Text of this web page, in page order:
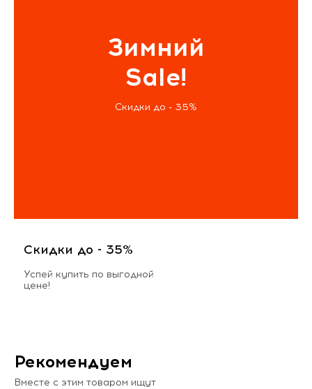
Зимний
Sale!
Скидки до - 35%
Скидки до - 35%
Успей купить по выгодной
цене!
Рекомендуем
Вместе с этим товаром ищут